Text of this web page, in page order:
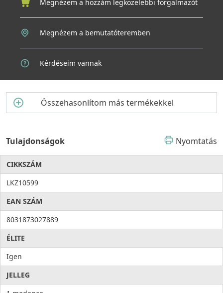
Okos részletek, amelyek megkönnyítik a mindennapokat
részében, míg a diszkrét beépített szűrőtakaró gondoskodik
Megnézem a hozzám legközelebbi forgalmazót
Megnézem a bemutatóteremben
Kérdéseim vannak
Összehasonlítom más termékekkel
Tulajdonságok Nyomtatás
CIKKSZÁM
LKZ10599
EAN SZÁM
8031873027889
ÉLITE
Igen
JELLEG